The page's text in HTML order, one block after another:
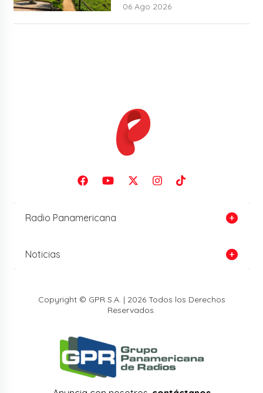
06 Ago 2026
Radio Panamericana
Noticias
Copyright © GPR S.A. | 2026 Todos los Derechos
Reservados.